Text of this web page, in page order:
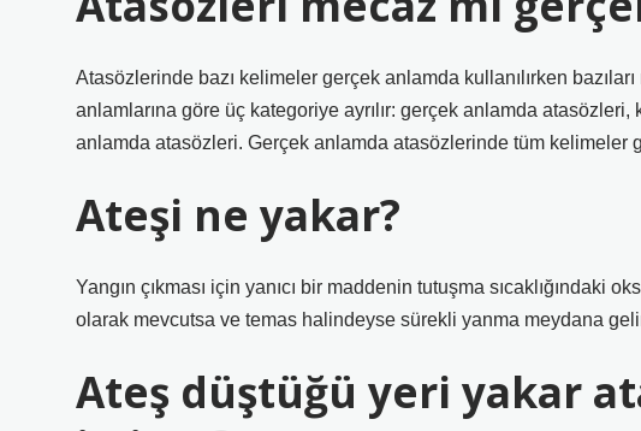
Atasözlerinde bazı kelimeler gerçek anlamda kullanılırken
anlamlarına göre üç kategoriye ayrılır: gerçek anlamda
anlamda atasözleri. Gerçek anlamda atasözlerinde tüm kelimeler
Ateşi ne yakar?
Yangın çıkması için yanıcı bir maddenin tutuşma sıcaklığındaki
olarak mevcutsa ve temas halindeyse sürekli yanma meydana
Ateş düştüğü yeri yakar